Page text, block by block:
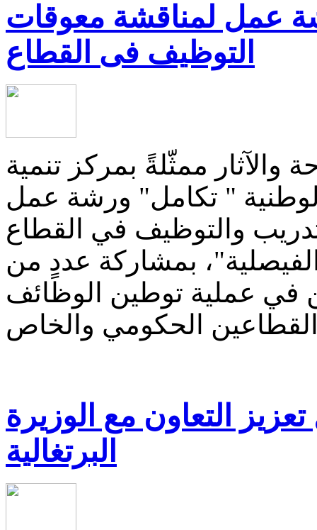
عمل لمناقشة معوقات
التوظيف فى القطاع
والآثار ممثّلةً بمركز تنمية
الوطنية " تكامل" ورشة عمل
والتوظيف في القطاع
بمشاركة عددٍ من
في عملية توطين الوظائف
التعاون مع الوزيرة
البرتغالية